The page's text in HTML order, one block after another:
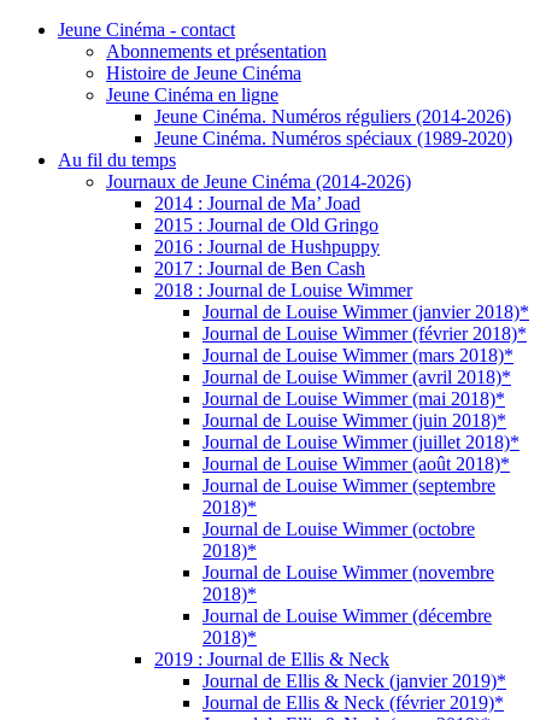
Jeune Cinéma - contact
Abonnements et présentation
Histoire de Jeune Cinéma
Jeune Cinéma en ligne
Jeune Cinéma. Numéros réguliers (2014-2026)
Jeune Cinéma. Numéros spéciaux (1989-2020)
Au fil du temps
Journaux de Jeune Cinéma (2014-2026)
2014 : Journal de Ma’ Joad
2015 : Journal de Old Gringo
2016 : Journal de Hushpuppy
2017 : Journal de Ben Cash
2018 : Journal de Louise Wimmer
Journal de Louise Wimmer (janvier 2018)*
Journal de Louise Wimmer (février 2018)*
Journal de Louise Wimmer (mars 2018)*
Journal de Louise Wimmer (avril 2018)*
Journal de Louise Wimmer (mai 2018)*
Journal de Louise Wimmer (juin 2018)*
Journal de Louise Wimmer (juillet 2018)*
Journal de Louise Wimmer (août 2018)*
Journal de Louise Wimmer (septembre
2018)*
Journal de Louise Wimmer (octobre
2018)*
Journal de Louise Wimmer (novembre
2018)*
Journal de Louise Wimmer (décembre
2018)*
2019 : Journal de Ellis & Neck
Journal de Ellis & Neck (janvier 2019)*
Journal de Ellis & Neck (février 2019)*